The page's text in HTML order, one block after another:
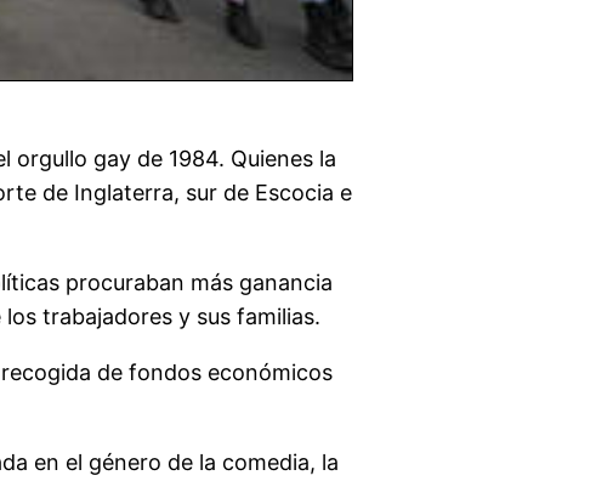
orgullo gay de 1984. Quienes la
de Inglaterra, sur de Escocia e
procuraban más ganancia
trabajadores y sus familias.
de fondos económicos
en el género de la comedia, la